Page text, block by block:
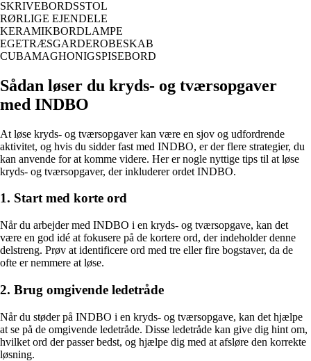
SKRIVEBORDSSTOL
RØRLIGE EJENDELE
KERAMIKBORDLAMPE
EGETRÆSGARDEROBESKAB
CUBAMAGHONIGSPISEBORD
Sådan løser du kryds- og tværsopgaver
med INDBO
At løse kryds- og tværsopgaver kan være en sjov og udfordrende
aktivitet, og hvis du sidder fast med INDBO, er der flere strategier, du
kan anvende for at komme videre. Her er nogle nyttige tips til at løse
kryds- og tværsopgaver, der inkluderer ordet INDBO.
1. Start med korte ord
Når du arbejder med INDBO i en kryds- og tværsopgave, kan det
være en god idé at fokusere på de kortere ord, der indeholder denne
delstreng. Prøv at identificere ord med tre eller fire bogstaver, da de
ofte er nemmere at løse.
2. Brug omgivende ledetråde
Når du støder på INDBO i en kryds- og tværsopgave, kan det hjælpe
at se på de omgivende ledetråde. Disse ledetråde kan give dig hint om,
hvilket ord der passer bedst, og hjælpe dig med at afsløre den korrekte
løsning.